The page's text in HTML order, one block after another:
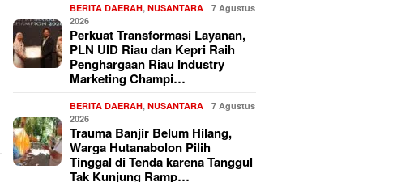
BERITA DAERAH,NUSANTARA
7 Agustus
2026
Perkuat Transformasi Layanan,
PLN UID Riau dan Kepri Raih
Penghargaan Riau Industry
Marketing Champi…
BERITA DAERAH,NUSANTARA
7 Agustus
2026
Trauma Banjir Belum Hilang,
Warga Hutanabolon Pilih
Tinggal di Tenda karena Tanggul
Tak Kunjung Ramp…